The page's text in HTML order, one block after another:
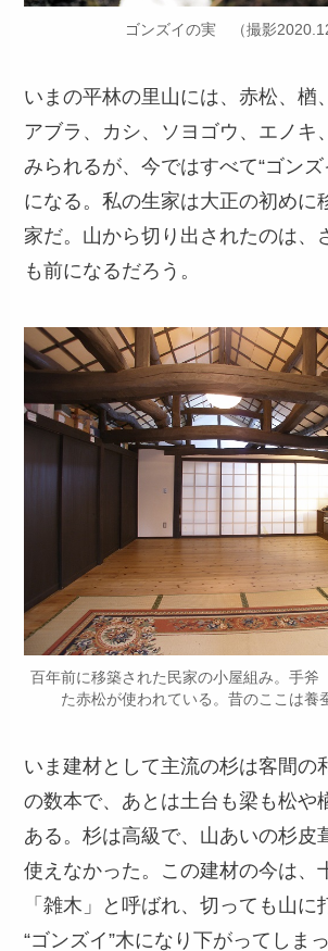
ゴンズイの実 （撮影
いまの平林の里山には、赤松、楢
アブラ、カシ、ソヨゴウ、エノキ
みられるが、今ではすべて“ゴン
になる。私の生家は大正の初めに
家だ。山から切り出されたのは、
も前になるだろう。
百年前に移築された民家の小屋組み。手斧
た赤松が使われている。昔のここは養
いま建材として主流の杉は客間の
の数本で、あとは土台も梁も松や
ある。杉は高級で、山あいの杉皮
使えなかった。この建材の今は、
「雑木」と呼ばれ、切っても山に
“ゴンズイ”木になり下がってしまっ